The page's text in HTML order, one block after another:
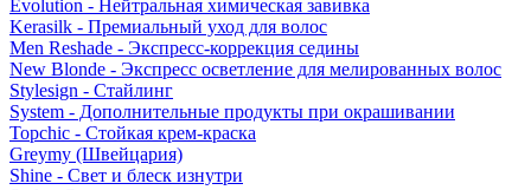
Evolution - Нейтральная химическая завивка
Kerasilk - Премиальный уход для волос
Men Reshade - Экспресс-коррекция седины
New Blonde - Экспресс осветление для мелированных волос
Stylesign - Стайлинг
System - Дополнительные продукты при окрашивании
Topchic - Стойкая крем-краска
Greymy (Швейцария)
Shine - Свет и блеск изнутри